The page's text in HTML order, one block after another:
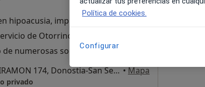
hipoacusia, implantes cocleares...
de Otorrinolaringología
numerosas sociedades médicas
PASEO MIRAMON 174, Donostia-San Sebastián •Mapa
privado
Política de cookies.
Configurar